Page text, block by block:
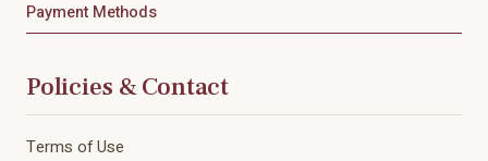
Payment Methods
Policies & Contact
Terms of Use